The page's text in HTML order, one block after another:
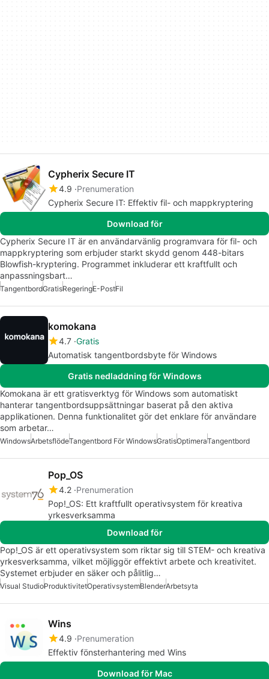
Cypherix Secure IT
4.9 Prenumeration
Cypherix Secure IT: Effektiv fil- och mappkryptering
Download för
Cypherix Secure IT är en användarvänlig programvara för fil- och
mappkryptering som erbjuder starkt skydd genom 448-bitars
Blowfish-kryptering. Programmet inkluderar ett kraftfullt och
anpassningsbart…
TangentbordGratisRegeringE-PostFil
komokana
4.7 Gratis
Automatisk tangentbordsbyte för Windows
Gratis nedladdning för Windows
Komokana är ett gratisverktyg för Windows som automatiskt
hanterar tangentbordsuppsättningar baserat på den aktiva
applikationen. Denna funktionalitet gör det enklare för användare
som arbetar…
WindowsArbetsflödeTangentbord För WindowsGratisOptimeraTangentbord
Pop_OS
4.2 Prenumeration
Pop!_OS: Ett kraftfullt operativsystem för kreativa
yrkesverksamma
Download för
Pop!_OS är ett operativsystem som riktar sig till STEM- och kreativa
yrkesverksamma, vilket möjliggör effektivt arbete och kreativitet.
Systemet erbjuder en säker och pålitlig…
Visual StudioProduktivitetOperativsystemBlenderArbetsyta
Wins
4.9 Prenumeration
Effektiv fönsterhantering med Wins
Download för Mac